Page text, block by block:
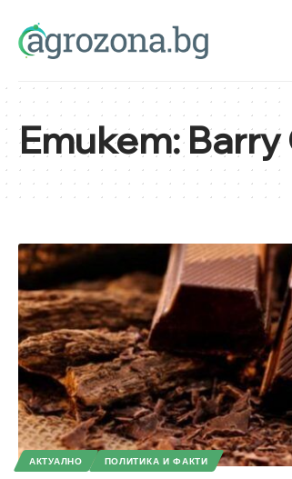
Етикет:
АКТУАЛНО ПОЛИТИКА И ФАКТИ